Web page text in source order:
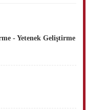
- Yetenek Geliştirme